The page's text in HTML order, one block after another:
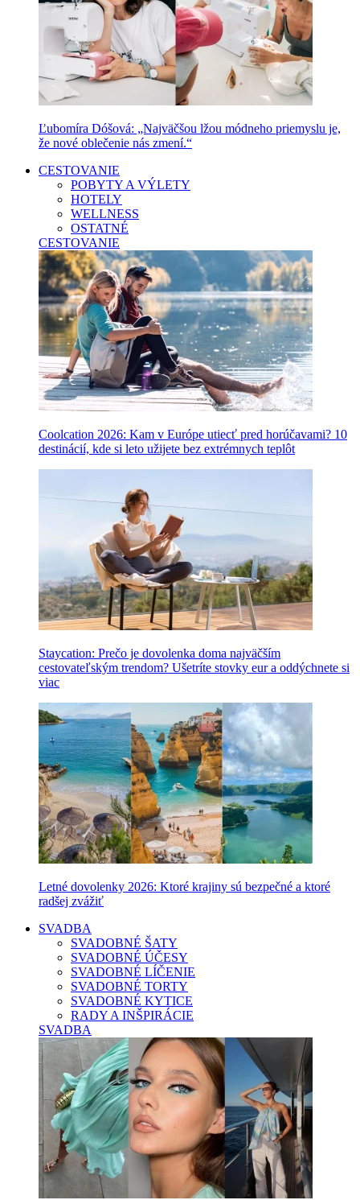
Ľubomíra Dóšová: „Najväčšou lžou módneho priemyslu je,
že nové oblečenie nás zmení.“
CESTOVANIE
POBYTY A VÝLETY
HOTELY
WELLNESS
OSTATNÉ
CESTOVANIE
Coolcation 2026: Kam v Európe utiecť pred horúčavami? 10
destinácií, kde si leto užijete bez extrémnych teplôt
Staycation: Prečo je dovolenka doma najväčším
cestovateľským trendom? Ušetríte stovky eur a oddýchnete si
viac
Letné dovolenky 2026: Ktoré krajiny sú bezpečné a ktoré
radšej zvážiť
SVADBA
SVADOBNÉ ŠATY
SVADOBNÉ ÚČESY
SVADOBNÉ LÍČENIE
SVADOBNÉ TORTY
SVADOBNÉ KYTICE
RADY A INŠPIRÁCIE
SVADBA